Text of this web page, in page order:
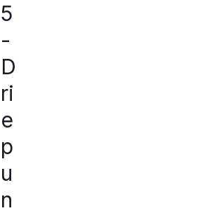
5
-
D
ri
e
p
u
n